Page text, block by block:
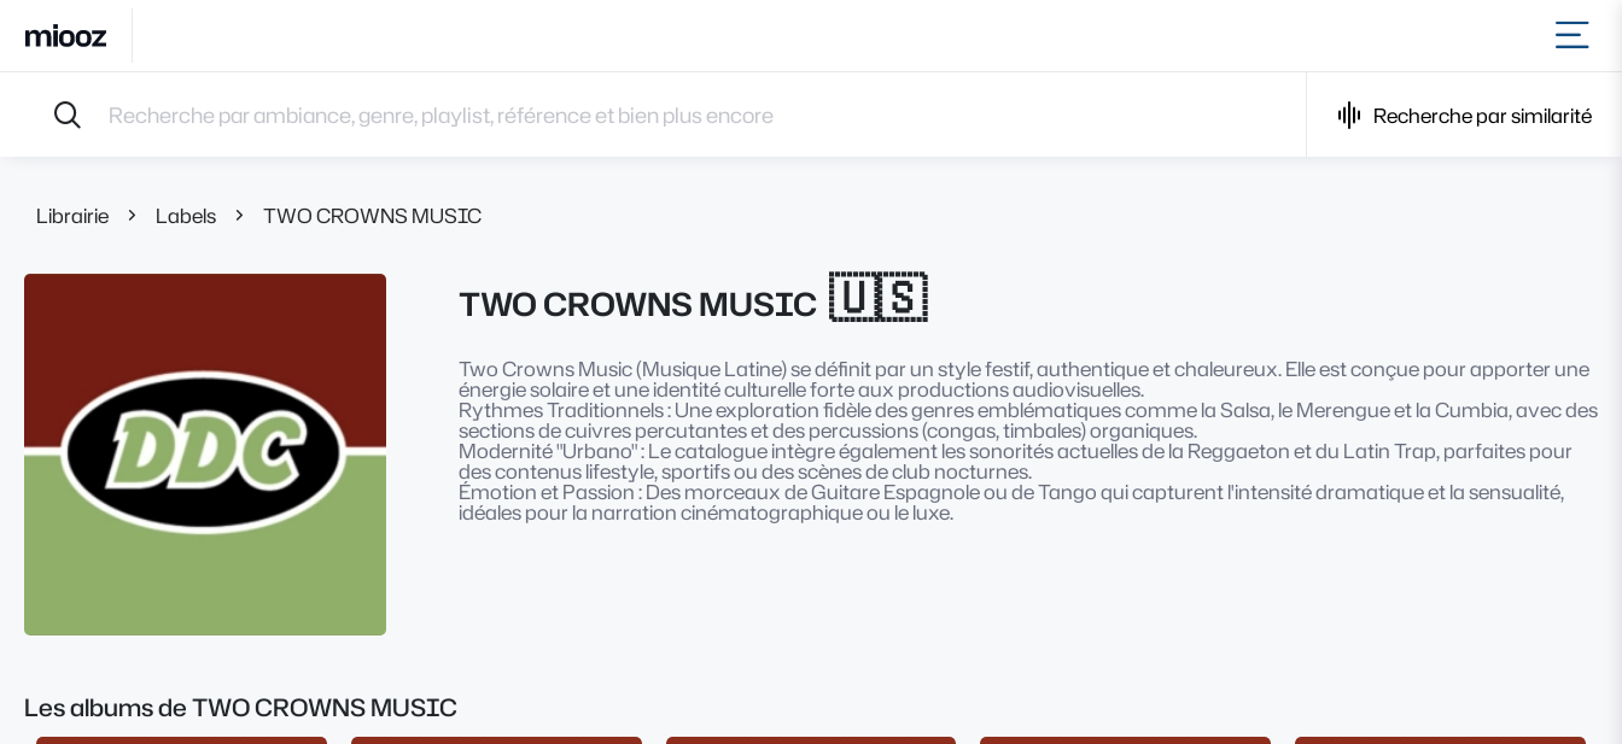
Accueil
Musiques
Playlists
Recherche par similarité
Librairie Labels TWO CROWNS MUSIC
TWO CROWNS MUSIC 🇺🇸
Two Crowns Music (Musique Latine) se définit par un style festif, authentique et chaleureux. Elle est conçue pour apporter une
énergie solaire et une identité culturelle forte aux productions audiovisuelles.
Rythmes Traditionnels : Une exploration fidèle des genres emblématiques comme la Salsa, le Merengue et la Cumbia, avec des
sections de cuivres percutantes et des percussions (congas, timbales) organiques.
Modernité "Urbano" : Le catalogue intègre également les sonorités actuelles de la Reggaeton et du Latin Trap, parfaites pour
des contenus lifestyle, sportifs ou des scènes de club nocturnes.
Émotion et Passion : Des morceaux de Guitare Espagnole ou de Tango qui capturent l'intensité dramatique et la sensualité,
idéales pour la narration cinématographique ou le luxe.
Les albums de TWO CROWNS MUSIC